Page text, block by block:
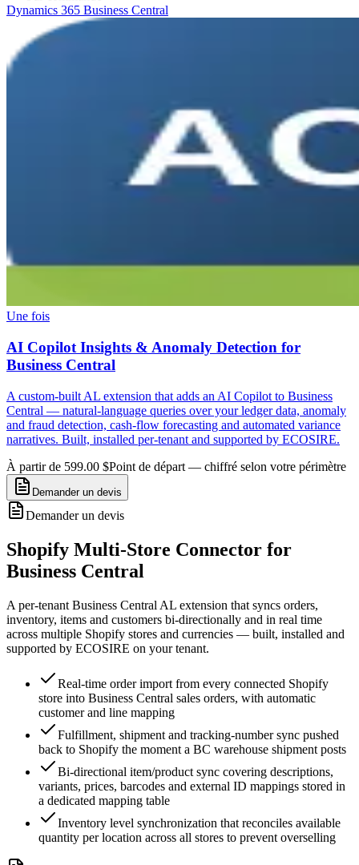
Dynamics 365 Business Central
Une fois
AI Copilot Insights & Anomaly Detection for
Business Central
A custom-built AL extension that adds an AI Copilot to Business
Central — natural-language queries over your ledger data, anomaly
and fraud detection, cash-flow forecasting and automated variance
narratives. Built, installed per-tenant and supported by ECOSIRE.
À partir de 599.00 $Point de départ — chiffré selon votre périmètre
Demander un devis
Demander un devis
Shopify Multi-Store Connector for
Business Central
A per-tenant Business Central AL extension that syncs orders,
inventory, items and customers bi-directionally and in real time
across multiple Shopify stores and currencies — built, installed and
supported by ECOSIRE on your tenant.
Real-time order import from every connected Shopify
store into Business Central sales orders, with automatic
customer and line mapping
Fulfillment, shipment and tracking-number sync pushed
back to Shopify the moment a BC warehouse shipment posts
Bi-directional item/product sync covering descriptions,
variants, prices, barcodes and external ID mappings stored in
a dedicated mapping table
Inventory level synchronization that reconciles available
quantity per location across all stores to prevent overselling